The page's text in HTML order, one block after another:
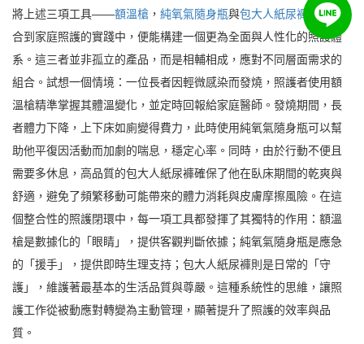
將上述三項工具——額溫槍 ， 純氧氣隨身瓶與包大人紙尿褲
——整
合到家庭照護的實踐中，便能構建一個更為全面與人性化的照護體
系。這三者並非孤立的產品，而是相輔相成，應對不同層面需求的
組合。試想一個情境：一位長者因輕微感染而發燒，照護者使用額
溫槍精準掌握其體溫變化，並定時回報給家庭醫師。發燒期間，長
者體力下降，上下床如廁變得費力，此時使用純氧氣隨身瓶可以幫
助他平復因活動而加劇的喘息，穩定心率。同時，由於行動不便且
需要多休息，高品質的包大人紙尿褲確保了他在臥床期間的乾爽與
舒適，避免了頻繁移動可能帶來的體力消耗與皮膚摩擦風險。在這
個整合性的照護閉環中，每一項工具都發揮了其獨特的作用：額溫
槍是數據化的「眼睛」，提供客觀判斷依據；純氧氣隨身瓶是應急
的「援手」，提供即時生理支持；包大人紙尿褲則是日常的「守
護」，維護著最基本的生活品質與尊嚴。這種系統性的思維，讓照
護工作從被動應對轉變為主動管理，顯著提升了照護的效率與品
質。